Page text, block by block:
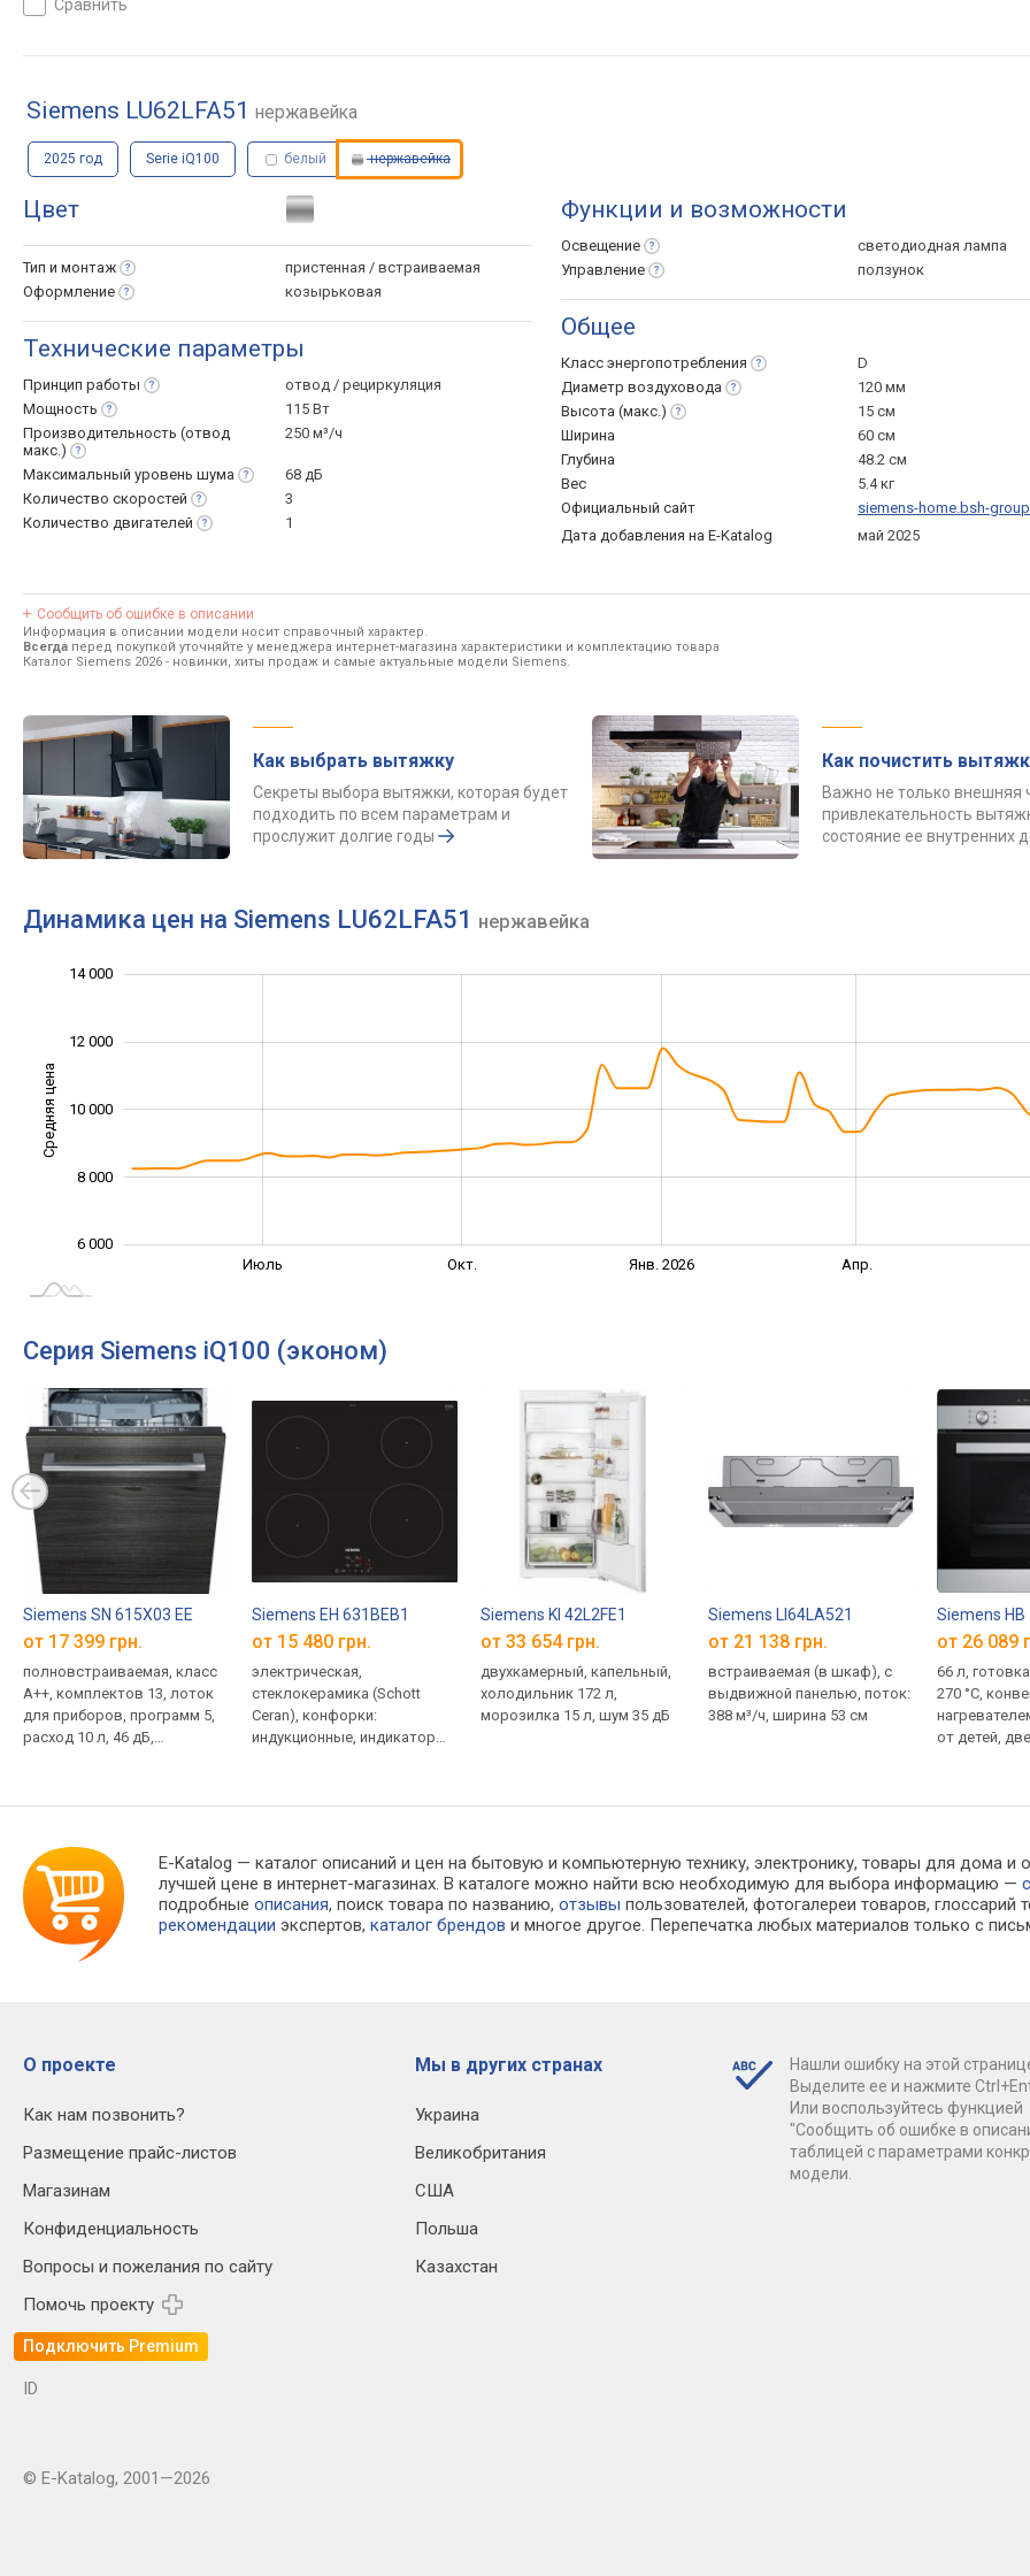
сравнить
Siemens LU62LFA51 нержавейка
2025 год Serie iQ100 белый нержавейка
Цвет
Тип и монтаж
пристенная / встраиваемая
Оформление
козырьковая
Технические параметры
Принцип работы
отвод / рециркуляция
Мощность
115 Вт
Производительность (отвод
макс.)
250 м³/ч
Максимальный уровень шума
68 дБ
Количество скоростей
3
Количество двигателей 1
Функции и возможности
Освещение
светодиодная лампа
Управление
ползунок
Общее
Класс энергопотребления
D
Диаметр воздуховода
120 мм
Высота (макс.)
15 см
Ширина
60 см
Глубина
48.2 см
Вес
5.4 кг
Официальный сайт
siemens-home.bsh-
Дата добавления на E-Katalog
май 2025
Сообщить об ошибке в описании
Информация в описании модели носит справочный характер.
Всегда перед покупкой уточняйте у менеджера интернет-магазина характеристики и комплектацию товара
Каталог Siemens 2026 - новинки, хиты продаж и самые актуальные модели Siemens.
Как выбрать вытяжку
Секреты выбора вытяжки, которая будет
подходить по всем параметрам и
прослужит долгие годы
Как почистить
Важно не только внешняя
привлекательность
состояние ее внутренних
Динамика цен на Siemens LU62LFA51 нержавейка
Средняя цена 10 000
6 000
8 000
10 000
12 000
14 000
Июль Окт. Янв. 2026 Апр.
Серия Siemens iQ100 (эконом)
Siemens SN 615X03 EE
от 17 399 грн.
полновстраиваемая, класс
A++, комплектов 13, лоток
для приборов, программ 5,
расход 10 л, 46 дБ,
Siemens EH 631BEB1
от 15 480 грн.
электрическая,
стеклокерамика (Schott
Ceran), конфорки:
индукционные, индикатор
Siemens KI 42L2FE1
от 33 654 грн.
двухкамерный, капельный,
холодильник 172 л,
морозилка 15 л, шум 35 дБ
Siemens LI64LA521
от 21 138 грн.
встраиваемая (в шкаф), с
выдвижной панелью, поток:
388 м³/ч, ширина 53 см
Siemens HB
от 26 089
66 л,
270 °C,
от детей,
E-Katalog — каталог описаний и цен на бытовую и компьютерную технику, электронику, товары для дома
лучшей цене в интернет-магазинах. В каталоге можно найти всю необходимую для выбора информацию —
подробныеописания, поиск товара по названию,отзывы пользователей, фотогалереи товаров,
рекомендации экспертов,каталог брендов и многое другое. Перепечатка любых материалов только с
О проекте
Как нам позвонить?
Размещение прайс-листов
Магазинам
Конфиденциальность
Вопросы и пожелания по сайту
Помочь проекту
Подключить Premium
Мы в других странах
Украина
Великобритания
США
Польша
Казахстан
Нашли ошибку на этой
Выделите ее и нажмите
Или воспользуйтесь функцией
"Сообщить об ошибке в
таблицей с параметрами
модели.
ID
© E-Katalog, 2001—2026